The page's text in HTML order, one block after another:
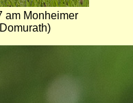
am Monheimer